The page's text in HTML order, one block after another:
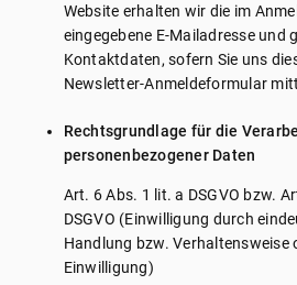
Website erhalten wir die im
eingegebene E-Mailadresse und
Kontaktdaten, sofern Sie uns
Newsletter-Anmeldeformular
Rechtsgrundlage für die
personenbezogener Daten
Art. 6 Abs. 1 lit. a DSGVO bzw.
DSGVO (Einwilligung durch
Handlung bzw. Verhaltensweise
Einwilligung)